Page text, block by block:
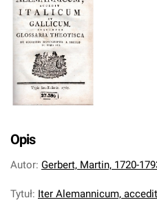
Opis
Autor: Gerbert, Martin, 1720-
Tytuł: Iter Alemannicum,